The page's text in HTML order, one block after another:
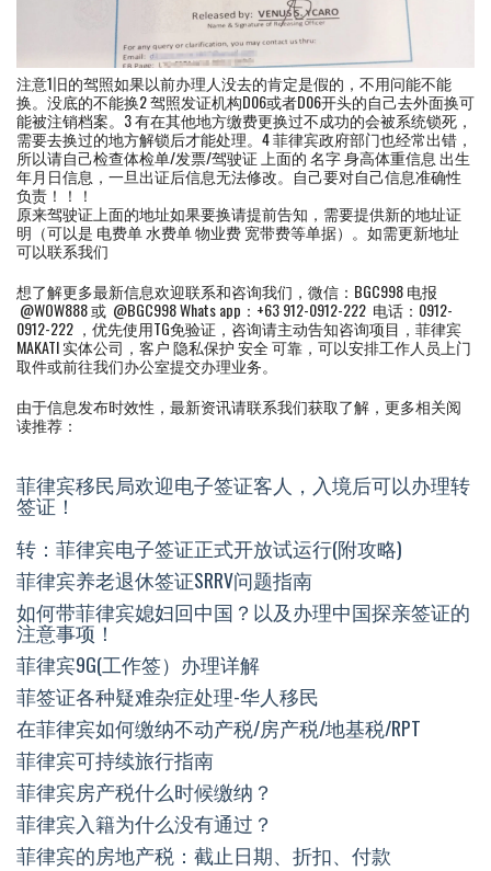
注意1旧的驾照如果以前办理人没去的肯定是假的，不用问能不能
换。没底的不能换2 驾照发证机构D06或者D06开头的自己去外面换可
能被注销档案。3 有在其他地方缴费更换过不成功的会被系统锁死，
需要去换过的地方解锁后才能处理。4 菲律宾政府部门也经常出错，
所以请自己检查体检单/发票/驾驶证 上面的 名字 身高体重信息 出生
年月日信息，一旦出证后信息无法修改。自己要对自己信息准确性
负责！！！
原来驾驶证上面的地址如果要换请提前告知，需要提供新的地址证
明（可以是 电费单 水费单 物业费 宽带费等单据）。如需更新地址
可以联系我们
想了解更多最新信息欢迎联系和咨询我们，微信：BGC998 电报
@WOW888 或 @BGC998 Whats app：+63 912-0912-222 电话：0912-
0912-222 ，优先使用TG免验证，咨询请主动告知咨询项目，菲律宾
MAKATI 实体公司，客户 隐私保护 安全 可靠，可以安排工作人员上门
取件或前往我们办公室提交办理业务。
由于信息发布时效性，最新资讯请联系我们获取了解，更多相关阅
读推荐：
菲律宾移民局欢迎电子签证客人，入境后可以办理转
签证！
转：菲律宾电子签证正式开放试运行(附攻略)
菲律宾养老退休签证SRRV问题指南
如何带菲律宾媳妇回中国？以及办理中国探亲签证的
注意事项！
菲律宾9G(工作签）办理详解
菲签证各种疑难杂症处理-华人移民
在菲律宾如何缴纳不动产税/房产税/地基税/RPT
菲律宾可持续旅行指南
菲律宾房产税什么时候缴纳？
菲律宾入籍为什么没有通过？
菲律宾的房地产税：截止日期、折扣、付款